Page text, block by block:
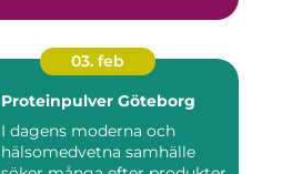
03. feb
Proteinpulver Göteborg
I dagens moderna och
hälsomedvetna samhälle